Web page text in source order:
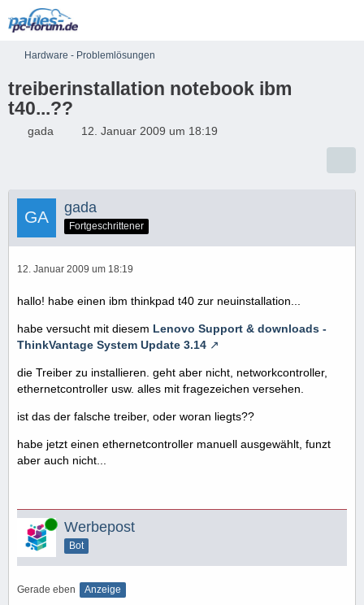
Hardware - Problemlösungen
treiberinstallation notebook ibm
t40...??
gada 12. Januar 2009 um 18:19
gada
Fortgeschrittener
12. Januar 2009 um 18:19
hallo! habe einen ibm thinkpad t40 zur neuinstallation...
habe versucht mit diesem Lenovo Support & downloads -
ThinkVantage System Update 3.14
die Treiber zu installieren. geht aber nicht, networkcontroller,
ethernetcontroller usw. alles mit fragezeichen versehen.
ist das der falsche treiber, oder woran liegts??
habe jetzt einen ethernetcontroller manuell ausgewählt, funzt
aber auch nicht...
Online Werbepost
Bot
Gerade eben Anzeige